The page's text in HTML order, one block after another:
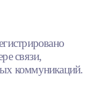
связи,
коммуникаций.